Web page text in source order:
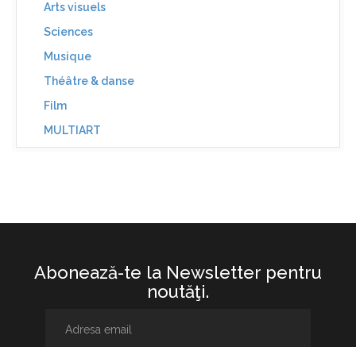
Arts visuels
Sciences
Musique
Théâtre & danse
Film
MULTIART
Abonează-te la Newsletter pentru
noutăţi.